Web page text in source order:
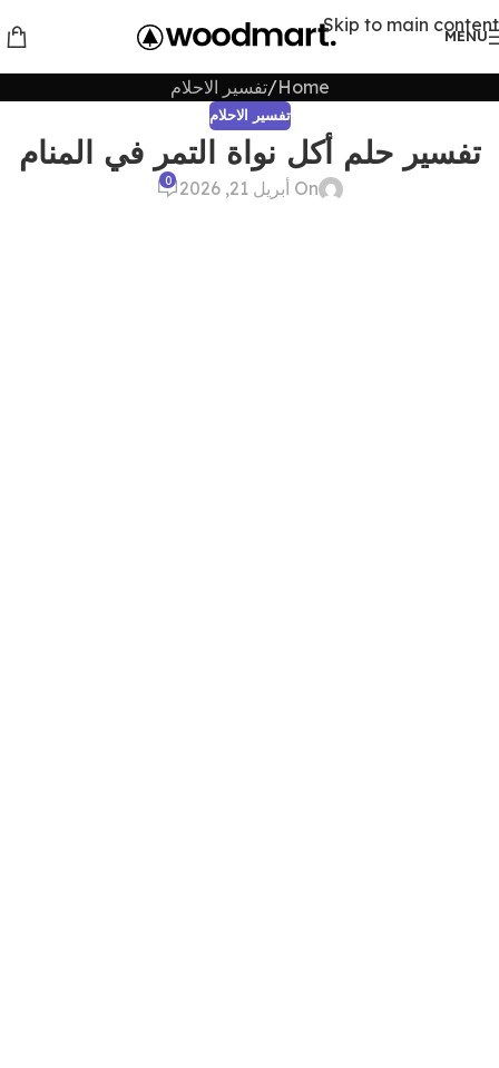
Skip to main content
MENU
Home تفسير الاحلام
تفسير الاحلام
تفسير حلم أكل نواة التمر في المنام
On أبريل 21, 2026 0